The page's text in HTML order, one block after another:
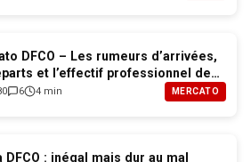
DFCO – Les rumeurs d’arrivées,
et l’effectif professionnel de
2026-2027
6 4 min MERCATO
DFCO : inégal mais dur au mal